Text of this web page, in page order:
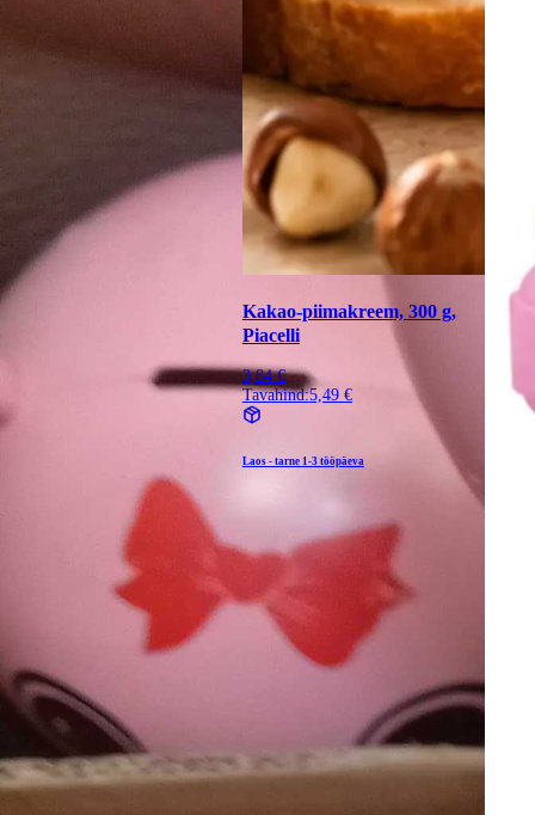
Kakao-piimakreem, 300 g,
Piacelli
3,84 €
Tavahind:5,49 €
Laos - tarne 1-3 tööpäeva